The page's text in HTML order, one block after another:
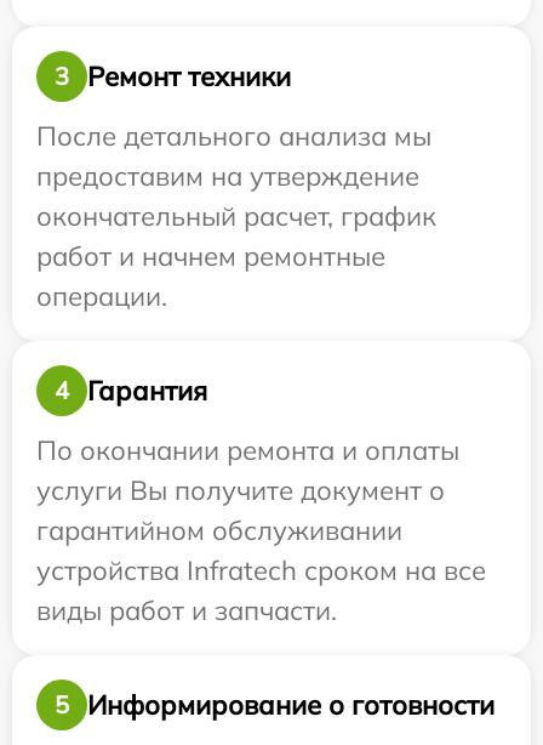
3
Ремонт техники
После детального анализа мы
предоставим на утверждение
окончательный расчет, график
работ и начнем ремонтные
операции.
4
Гарантия
По окончании ремонта и оплаты
услуги Вы получите документ о
гарантийном обслуживании
устройства Infratech сроком на все
виды работ и запчасти.
5
Информирование о готовности